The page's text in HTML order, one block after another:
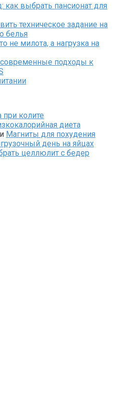
как выбрать пансионат для
техническое задание на
белья
не милота, а нагрузка на
современные подходы к
при колите
диета
Магниты для похудения
день на яйцах
целлюлит с бедер